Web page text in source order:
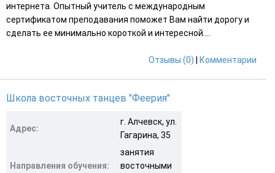
интернета. Опытный учитель с международным
сертификатом преподавания поможет Вам найти дорогу и
сделать ее минимально короткой и интересной....
Отзывы (0) Комментарии
Школа восточных танцев "Феерия"
Адрес:
г. Алчевск, ул.
Гагарина, 35
Направления обучения:
занятия
восточными